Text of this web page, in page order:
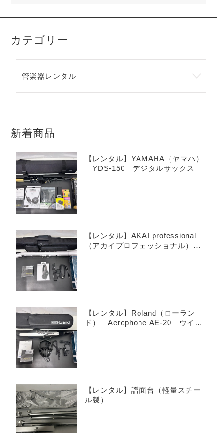
カテゴリー
管楽器レンタル
新着商品
【レンタル】YAMAHA（ヤマハ）
YDS-150 デジタルサックス
【レンタル】AKAI professional
（アカイプロフェッショナル）
【レンタル】Roland（ローラン
ド） Aerophone AE-20 ウイン
【レンタル】譜面台（軽量スチー
ル製）